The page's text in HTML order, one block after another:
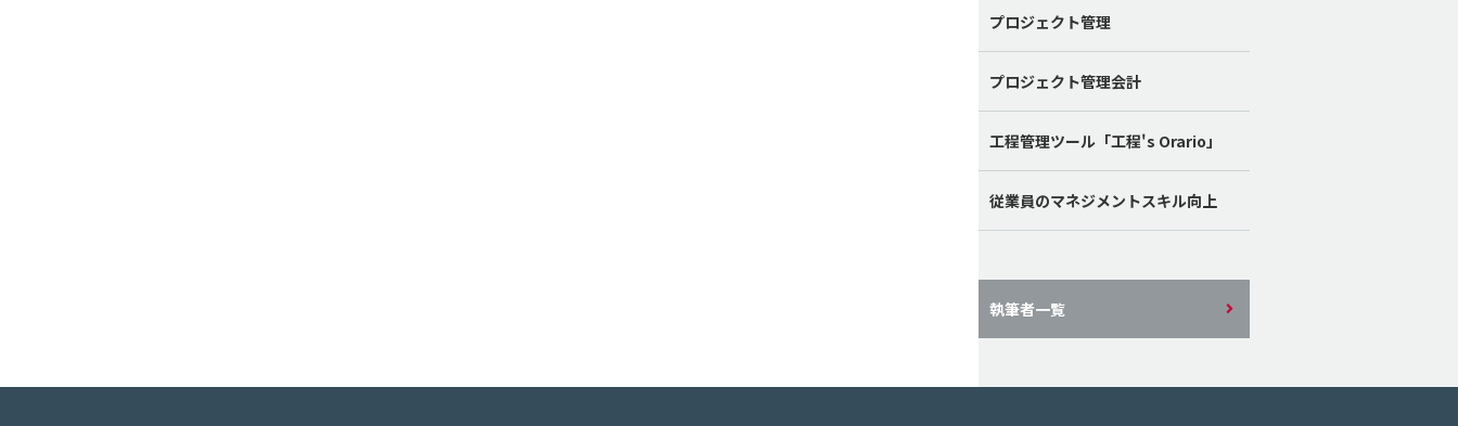
プロジェクト管理
プロジェクト管理会計
工程管理ツール「工程's Orario」
従業員のマネジメントスキル向上
執筆者一覧